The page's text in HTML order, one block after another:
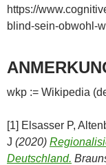
https://
blind-sein-obwohl-
wkp := Wikipedia
[1] Elsasser P,
J (2020)
Deutschland.